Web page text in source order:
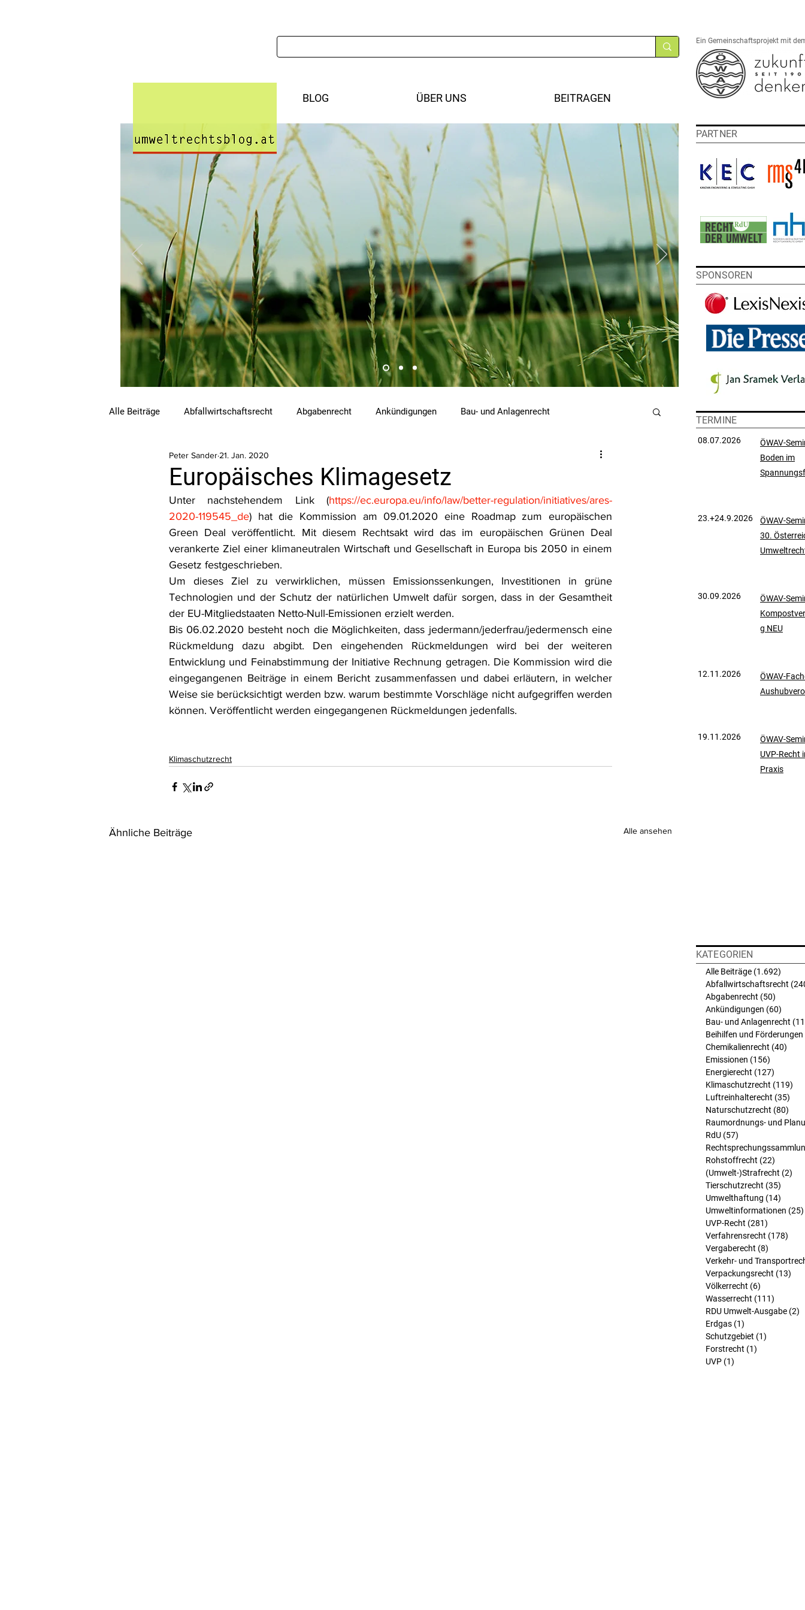
BLOG ÜBER UNS BEITRAGEN
Ein Gemeinschaftsprojekt mit
Alle Beiträge Abfallwirtschaftsrecht Abgabenrecht Ankündigungen Bau- und Anlagenrecht
Beihilfen und Förderungen Chemikalienrecht
Luftreinhalterecht Naturschutzrecht Raumordnungs- und Planungsrecht RdU Rechtsprechungssammlung
Rohstoffrecht (Umwelt-)Strafrecht Tierschutzrecht Umwelthaftung Umweltinformationen UVP-Recht
Verfahrensrecht Vergaberecht Verkehr- und Transportrecht Verpackungsrecht Völkerrecht
Wasserrecht RDU Umwelt-Ausgabe Erdgas Schutzgebiet Forstrecht
Europäisches Klimagesetz
Peter Sander 21. Jan. 2020
Unter nachstehendem Link (https://ec.europa.eu/info/law/better-regulation/initiatives/ares-
2020-119545_de) hat die Kommission am 09.01.2020 eine Roadmap zum europäischen
Green Deal veröffentlicht. Mit diesem Rechtsakt wird das im europäischen Grünen Deal
verankerte Ziel einer klimaneutralen Wirtschaft und Gesellschaft in Europa bis 2050 in einem
Gesetz festgeschrieben.
Um dieses Ziel zu verwirklichen, müssen Emissionssenkungen, Investitionen in grüne
Technologien und der Schutz der natürlichen Umwelt dafür sorgen, dass in der Gesamtheit
der EU-Mitgliedstaaten Netto-Null-Emissionen erzielt werden.
Bis 06.02.2020 besteht noch die Möglichkeiten, dass jedermann/jederfrau/jedermensch eine
Rückmeldung dazu abgibt. Den eingehenden Rückmeldungen wird bei der weiteren
Entwicklung und Feinabstimmung der Initiative Rechnung getragen. Die Kommission wird die
eingegangenen Beiträge in einem Bericht zusammenfassen und dabei erläutern, in welcher
Weise sie berücksichtigt werden bzw. warum bestimmte Vorschläge nicht aufgegriffen werden
können. Veröffentlicht werden eingegangenen Rückmeldungen jedenfalls.
Klimaschutzrecht
Ähnliche Beiträge Alle ansehen
Alle Beiträge (1.692)
Abfallwirtschaftsrecht
Abgabenrecht (50)
Ankündigungen (60)
Bau- und Anlagenrecht
Beihilfen und Förderungen
Chemikalienrecht (40)
Emissionen (156)
Energierecht (127)
Klimaschutzrecht (119)
Luftreinhalterecht (35)
Naturschutzrecht (80)
Raumordnungs- und
RdU (57)
Rohstoffrecht (22)
(Umwelt-)Strafrecht (2)
Tierschutzrecht (35)
Umwelthaftung (14)
Umweltinformationen (25)
UVP-Recht (281)
Verfahrensrecht (178)
Vergaberecht (8)
Verkehr- und
Verpackungsrecht (13)
Völkerrecht (6)
Wasserrecht (111)
RDU Umwelt-Ausgabe (2)
Erdgas (1)
Schutzgebiet (1)
Forstrecht (1)
UVP (1)
08.07.2026
ÖWAV-
Boden im
23.+24.9.2026
ÖWAV-
30.
30.09.2026
ÖWAV-
g NEU
12.11.2026
ÖWAV-
19.11.2026
ÖWAV-
UVP-Recht
Praxis
PARTNER
TERMINE
SPONSOREN
KATEGORIEN